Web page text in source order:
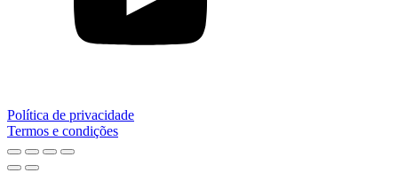
Política de privacidade
Termos e condições